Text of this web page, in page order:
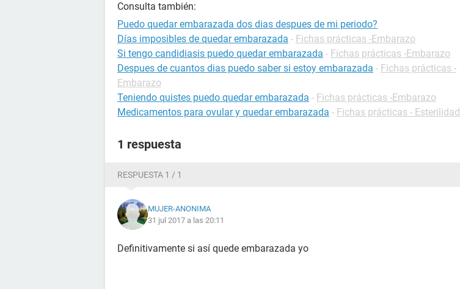
Consulta también:
Puedo quedar embarazada dos dias despues de mi periodo?
Días imposibles de quedar embarazada - Fichas prácticas -Embarazo
Si tengo candidiasis puedo quedar embarazada - Fichas prácticas -Embarazo
Despues de cuantos dias puedo saber si estoy embarazada - Fichas prácticas -
Embarazo
Teniendo quistes puedo quedar embarazada - Fichas prácticas -Embarazo
Medicamentos para ovular y quedar embarazada - Fichas prácticas - Esterilidad
1 respuesta
RESPUESTA 1 / 1
MUJER-ANONIMA
31 jul 2017 a las 20:11
Definitivamente si así quede embarazada yo